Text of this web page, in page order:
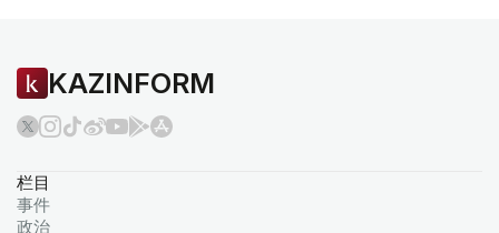
KAZINFORM
栏目
事件
政治